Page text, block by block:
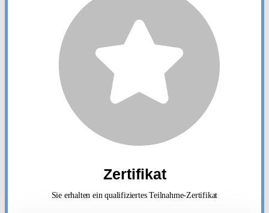
Zertifikat
Sie erhalten ein qualifiziertes Teilnahme-Zertifikat